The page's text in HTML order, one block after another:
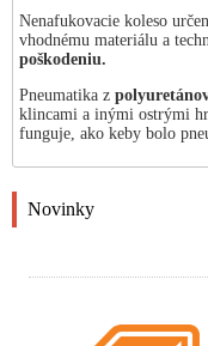
Nenafukovacie koleso
vhodnému materiálu a
poškodeniu.
Pneumatika z
klincami a inými ostrými
funguje, ako keby bolo
Novinky